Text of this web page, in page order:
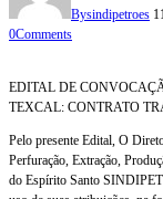
Bysindipetroes
0Comments
EDITAL DE
TEXCAL: CONTRATO
Pelo presente Edital, O
Perfuração, Extração,
do Espírito Santo